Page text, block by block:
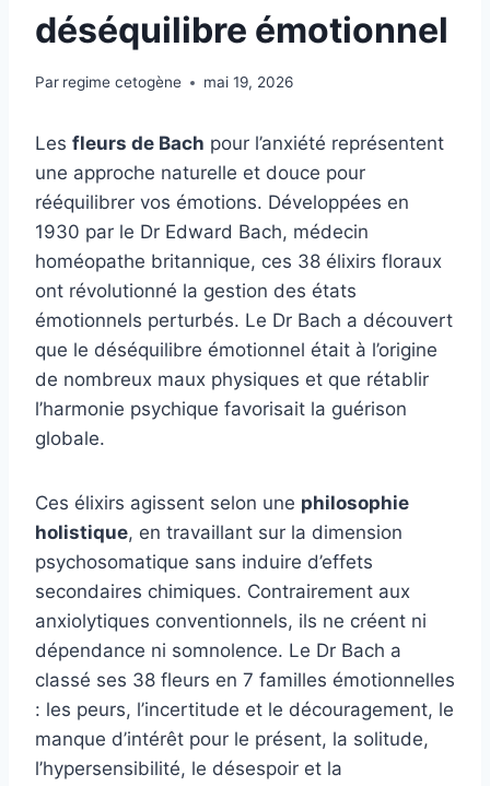
déséquilibre émotionnel
Par regime cetogène mai 19, 2026
Les fleurs de Bach pour l’anxiété représentent
une approche naturelle et douce pour
rééquilibrer vos émotions. Développées en
1930 par le Dr Edward Bach, médecin
homéopathe britannique, ces 38 élixirs floraux
ont révolutionné la gestion des états
émotionnels perturbés. Le Dr Bach a découvert
que le déséquilibre émotionnel était à l’origine
de nombreux maux physiques et que rétablir
l’harmonie psychique favorisait la guérison
globale.
Ces élixirs agissent selon une philosophie
holistique, en travaillant sur la dimension
psychosomatique sans induire d’effets
secondaires chimiques. Contrairement aux
anxiolytiques conventionnels, ils ne créent ni
dépendance ni somnolence. Le Dr Bach a
classé ses 38 fleurs en 7 familles émotionnelles
: les peurs, l’incertitude et le découragement, le
manque d’intérêt pour le présent, la solitude,
l’hypersensibilité, le désespoir et la